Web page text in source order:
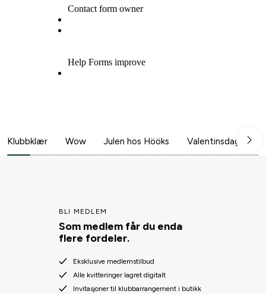
Klubbklær Wow Julen hos Hööks Valentinsdag
BLI MEDLEM
Som medlem får du enda
flere fordeler.
Eksklusive medlemstilbud
Alle kvitteringer lagret digitalt
Invitasjoner til klubbarrangement i butikk